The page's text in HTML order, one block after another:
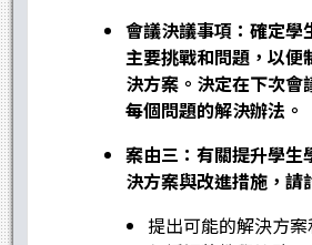
會議決議事項：確定學
主要挑戰和問題，以便
決方案。決定在下次會
每個問題的解決辦法。
案由三：有關提升學生
決方案與改進措施，請
提出可能的解決方案